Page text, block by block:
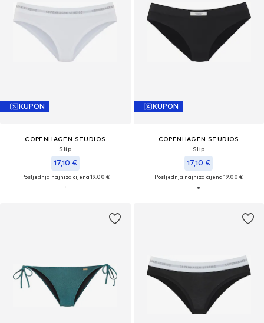
KUPON
COPENHAGEN STUDIOS
Slip
17,10 €
Posljednja najniža cijena:19,00 €
KUPON
COPENHAGEN STUDIOS
Slip
17,10 €
Posljednja najniža cijena:19,00 €